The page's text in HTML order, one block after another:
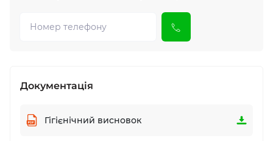
Документація
Гігієнічний висновок